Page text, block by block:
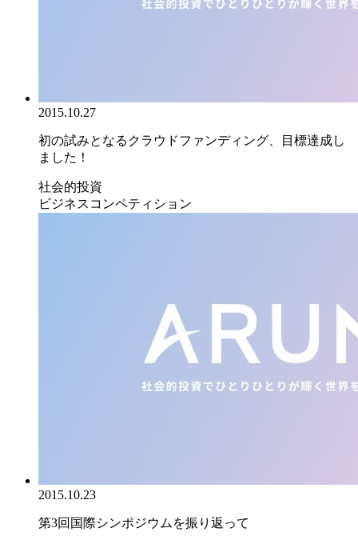
2015.10.27
初の試みとなるクラウドファンディング、目標達成し
ました！
社会的投資
ビジネスコンペティション
2015.10.23
第3回国際シンポジウムを振り返って